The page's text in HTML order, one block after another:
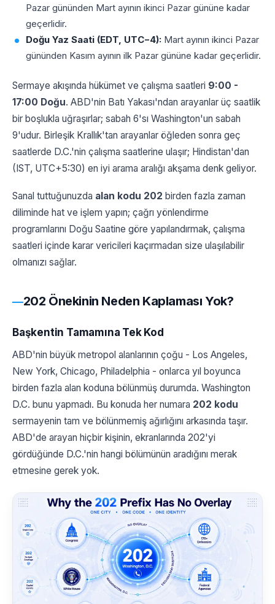
Pazar gününden Mart ayının ikinci Pazar gününe kadar
geçerlidir.
Doğu Yaz Saati (EDT, UTC−4): Mart ayının ikinci Pazar
gününden Kasım ayının ilk Pazar gününe kadar geçerlidir.
Sermaye akışında hükümet ve çalışma saatleri 9:00 -
17:00 Doğu. ABD'nin Batı Yakası'ndan arayanlar üç saatlik
bir boşlukla uğraşırlar; sabah 6'sı Washington'un sabah
9'udur. Birleşik Krallık'tan arayanlar öğleden sonra geç
saatlerde D.C.'nin çalışma saatlerine ulaşır; Hindistan'dan
(IST, UTC+5:30) en iyi arama aralığı akşama denk geliyor.
Sanal tuttuğunuzda alan kodu 202 birden fazla zaman
diliminde hat ve işlem yapın; çağrı yönlendirme
programlarını Doğu Saatine göre yapılandırmak, çalışma
saatleri içinde karar vericileri kaçırmadan size ulaşılabilir
olmanızı sağlar.
202 Önekinin Neden Kaplaması Yok?
Başkentin Tamamına Tek Kod
ABD'nin büyük metropol alanlarının çoğu - Los Angeles,
New York, Chicago, Philadelphia - onlarca yıl boyunca
birden fazla alan koduna bölünmüş durumda. Washington
D.C. bunu yapmadı. Bu konuda her numara 202 kodu
sermayenin tam ve bölünmemiş ağırlığını arkasında taşır.
ABD'de arayan hiçbir kişinin, ekranlarında 202'yi
gördüğünde D.C.'nin hangi bölümünün aradığını merak
etmesine gerek yok.